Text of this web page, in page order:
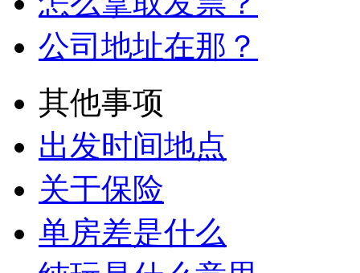
网上支付方式
可以使用支票吗？
可以刷卡吗？
怎么拿取发票？
公司地址在那？
其他事项